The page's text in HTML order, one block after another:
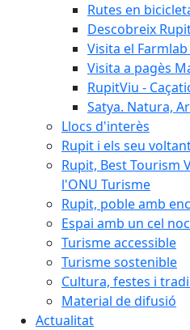
Rutes en
Descobreix
Visita el
Visita a pagès
RupitViu -
Satya. Natura,
Llocs d'interès
Rupit i els seu
Rupit, Best Tourism
l'ONU Turisme
Rupit, poble amb
Espai amb un cel
Turisme accessible
Turisme sostenible
Cultura, festes i
Material de difusió
Actualitat